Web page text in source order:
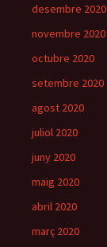
desembre 2020
novembre 2020
octubre 2020
setembre 2020
agost 2020
juliol 2020
juny 2020
maig 2020
abril 2020
març 2020